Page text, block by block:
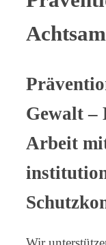
Gewalt –
Arbeit